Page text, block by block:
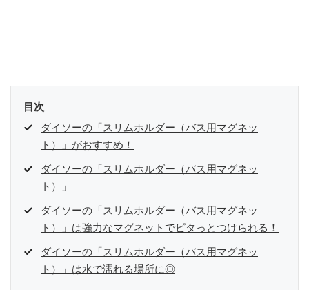
目次
ダイソーの「スリムホルダー（バス用マグネッ
ト）」がおすすめ！
ダイソーの「スリムホルダー（バス用マグネッ
ト）」
ダイソーの「スリムホルダー（バス用マグネッ
ト）」は強力なマグネットでピタっとつけられる！
ダイソーの「スリムホルダー（バス用マグネッ
ト）」は水で濡れる場所に◎